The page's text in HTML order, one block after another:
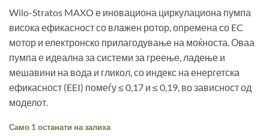
Wilo-Stratos MAXO е иновациона циркулациона пумпа
висока ефикасност со влажен ротор, опремена со EC
мотор и електронско прилагодување на моќноста. Оваа
пумпа е идеална за системи за греење, ладење и
мешавини на вода и гликол, со индекс на енергетска
ефикасност (EEI) помеѓу ≤ 0,17 и ≤ 0,19, во зависност од
моделот.
Само 1 останати на залиха